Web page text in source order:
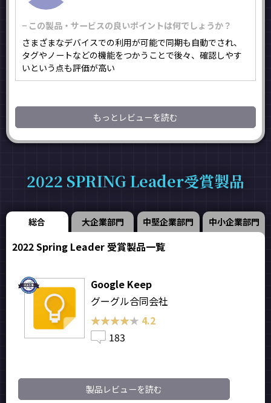
− この製品・サービスの良いポイントは何でしょうか？
さまざまなデバイスでの利用が可能で同期も自動でされ、
タグやノートなどの機能をつかうことで後々、確認しやす
いという点も評価が高い
もっとレビューを読む
2022 SPRING Leader受賞製品
総合 大企業部門 中堅企業部門 中小企業部門
2022 Spring Leader 受賞製品一覧
Google Keep
グーグル合同会社
★★★★★
★★★★★ 4.2
183
製品レビューを読む